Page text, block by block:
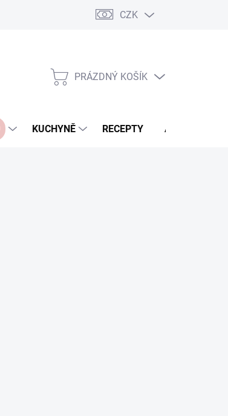
FAQ - často kladené otázky
CZK
NÁKUPNÍ
PRÁZDNÝ KOŠÍK
KUCHYNĚ RECEPTY ASIA BLOG